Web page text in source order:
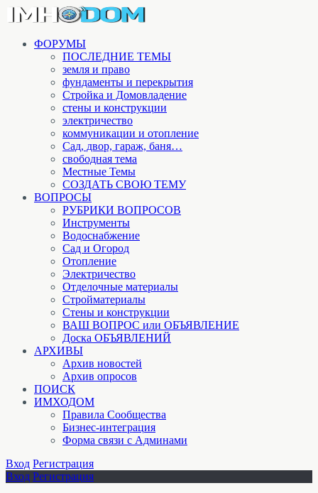
ФОРУМЫ
ПОСЛЕДНИЕ ТЕМЫ
земля и право
фундаменты и перекрытия
Стройка и Домовладение
стены и конструкции
электричество
коммуникации и отопление
Cад, двор, гараж, баня…
свободная тема
Местные Темы
СОЗДАТЬ СВОЮ ТЕМУ
ВОПРОСЫ
РУБРИКИ ВОПРОСОВ
Инструменты
Водоснабжение
Сад и Огород
Отопление
Электричество
Отделочные материалы
Стройматериалы
Стены и конструкции
ВАШ ВОПРОС или ОБЪЯВЛЕНИЕ
Доска ОБЪЯВЛЕНИЙ
АРХИВЫ
Архив новостей
Архив опросов
ПОИСК
ИМХОДОМ
Правила Сообщества
Бизнес-интеграция
Форма связи с Админами
Вход Регистрация
Вход Регистрация